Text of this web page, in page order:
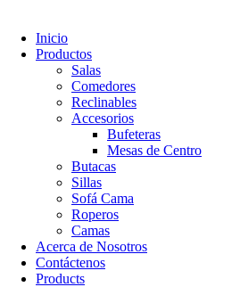
Inicio
Productos
Salas
Comedores
Reclinables
Accesorios
Bufeteras
Mesas de Centro
Butacas
Sillas
Sofá Cama
Roperos
Camas
Acerca de Nosotros
Contáctenos
Products